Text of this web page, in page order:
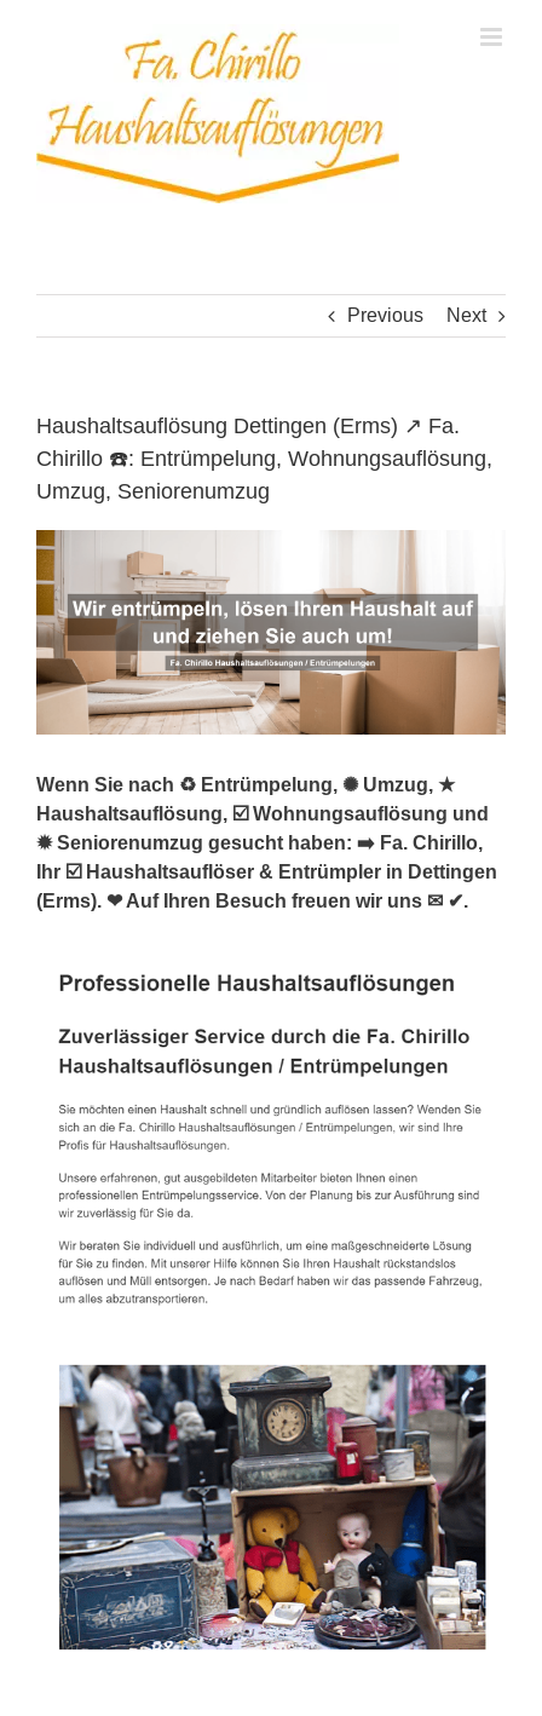
Previous Next
Haushaltsauflösung Dettingen (Erms) ↗️ Fa.
Chirillo ☎️: Entrümpelung, Wohnungsauflösung,
Umzug, Seniorenumzug
Wenn Sie nach ♻ Entrümpelung, ✺ Umzug, ★
Haushaltsauflösung, ☑️ Wohnungsauflösung und
✹ Seniorenumzug gesucht haben: ➡️ Fa. Chirillo,
Ihr ☑️ Haushaltsauflöser & Entrümpler in Dettingen
(Erms). ❤ Auf Ihren Besuch freuen wir uns ✉ ✔.